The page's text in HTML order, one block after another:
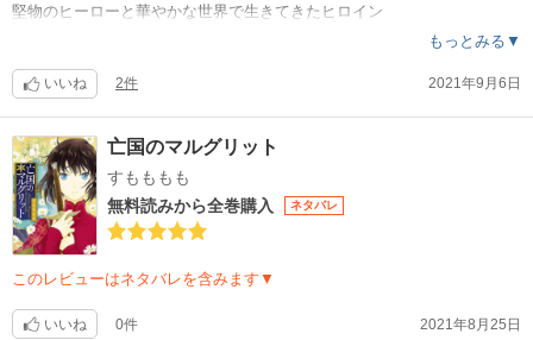
堅物のヒーローと華やかな世界で生きてきたヒロイン
にも惹かれます。
もっとみる▼
いいね 2件 2021年9月6日
亡国のマルグリット
すもももも
無料読みから全巻購入
ネタバレ
このレビューはネタバレを含みます▼
いいね 0件 2021年8月25日